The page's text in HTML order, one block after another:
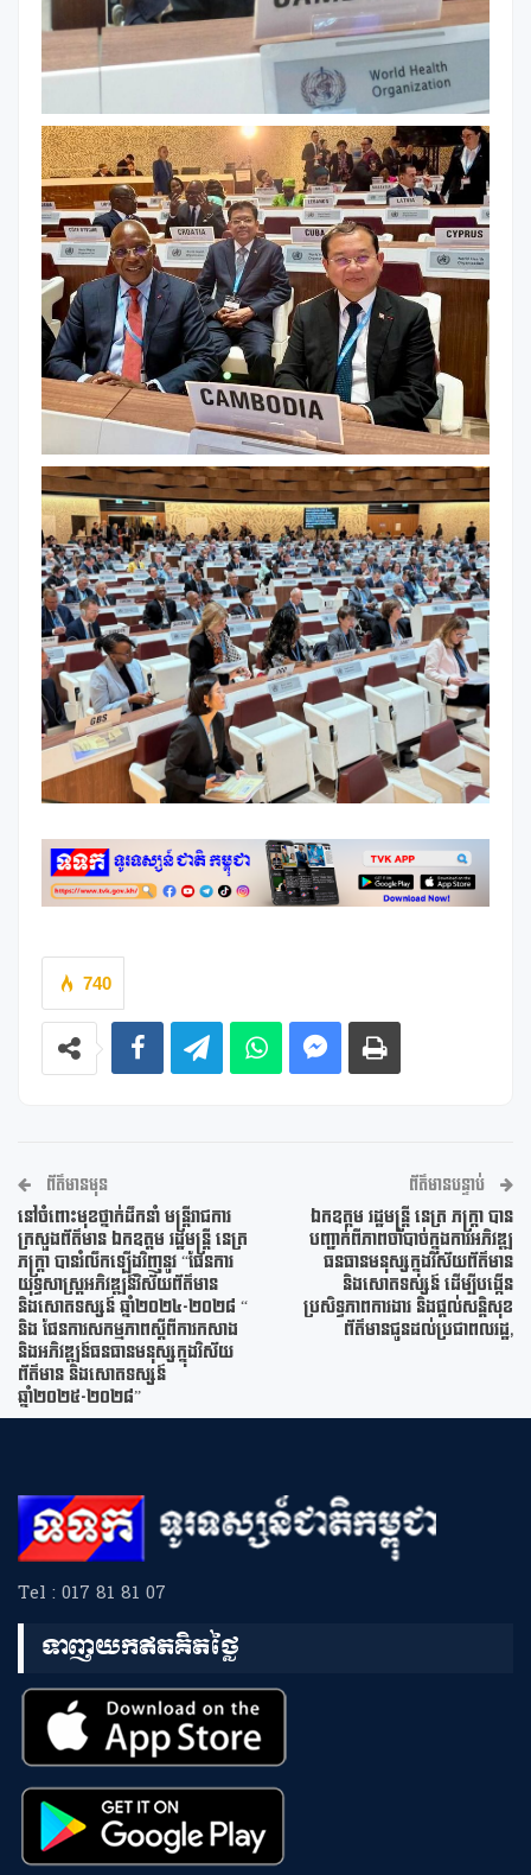
740
ព័ត៌មានមុន
នៅចំពោះមុខថ្នាក់ដឹកនាំ មន្ត្រីរាជការ
ក្រសួងព័ត៌មាន ឯកឧត្តម រដ្ឋមន្ត្រី នេត្រ
ភក្ត្រា បានរំលឹកឡើងវិញនូវ “ផែនការ
យុទ្ធសាស្រ្តអភិវឌ្ឍន៍វិស័យព័ត៌មាន
និងសោតទស្សន៍ ឆ្នាំ២០២៤-២០២៨ “
និង ផែនការសកម្មភាពស្តីពីការកសាង
និងអភិវឌ្ឍន៍ធនធានមនុស្សក្នុងវិស័យ
ព័ត៌មាន និងសោតទស្សន៍
ឆ្នាំ២០២៥-២០២៨”
ព័ត៌មានបន្ទាប់
ឯកឧត្តម រដ្ឋមន្ត្រី នេត្រ ភក្រ្តា បាន
បញ្ជាក់ពីភាពចាំបាច់ក្នុងការអភិវឌ្ឍ
ធនធានមនុស្សក្នុងវិស័យព័ត៌មាន
និងសោតទស្សន៍ ដើម្បីបង្កើន
ប្រសិទ្ធភាពការងារ និងផ្តល់សន្តិសុខ
ព័ត៌មានជូនដល់ប្រជាពលរដ្ឋ,
Tel : 017 81 81 07
ទាញយកឥតគិតថ្លៃ